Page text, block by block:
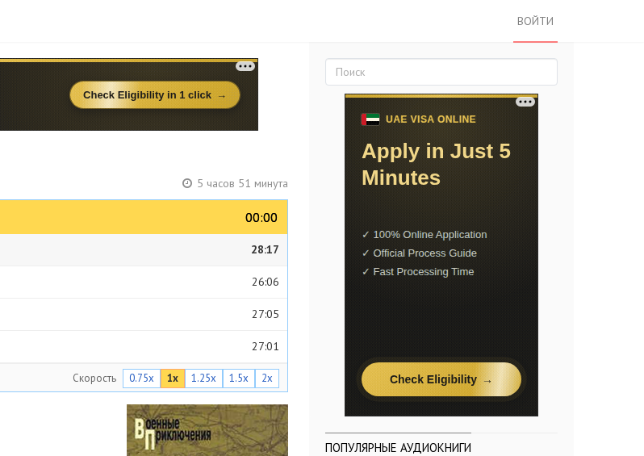
ВОЙТИ
5 часов 51 минута
00:00
00:00
28:17
26:06
27:05
27:01
27:01
26:21
27:05
Скорость 0.75x 1x 1.25x 1.5x 2x
ПОПУЛЯРНЫЕ АУДИОКНИГИ